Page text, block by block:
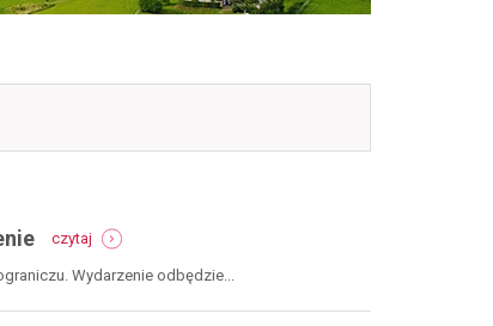
czytaj
piknik
rodzinny
gmina
Wydarzenie odbędzie...